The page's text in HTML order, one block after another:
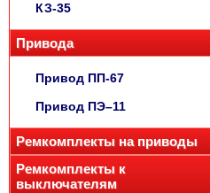
КЗ-35
Привода
Привод ПП-67
Привод ПЭ–11
Ремкомплекты на приводы
Ремкомплекты к
выключателям